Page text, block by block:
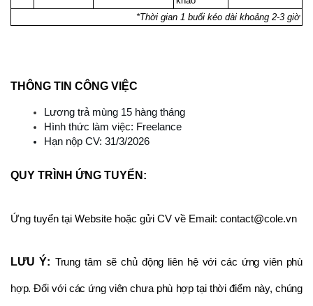
*Thời gian 1 buổi kéo dài khoảng 2-3 giờ
THÔNG TIN CÔNG VIỆC
Lương trả mùng 15 hàng tháng
Hình thức làm việc: Freelance
Hạn nộp CV: 31/3/2026
QUY TRÌNH ỨNG TUYỂN:
Ứng tuyển tại Website hoặc gửi CV về Email: contact@cole.vn
LƯU Ý: Trung tâm sẽ chủ động liên hệ với các ứng viên phù
hợp. Đối với các ứng viên chưa phù hợp tại thời điểm này, chúng